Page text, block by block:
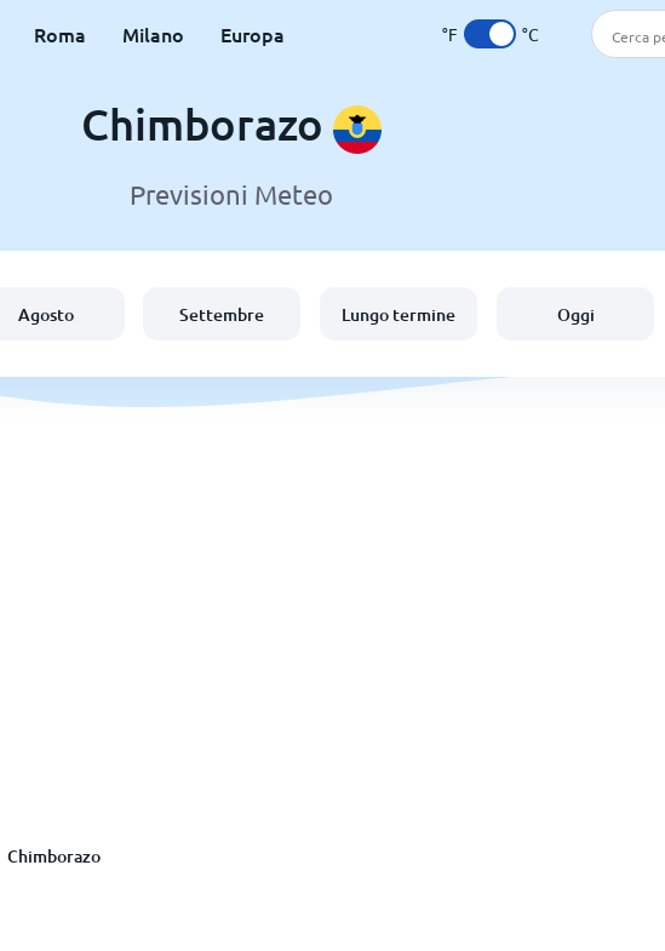
Roma Milano Europa °F °C
Chimborazo
Previsioni Meteo
Agosto Settembre Lungo termine Oggi
Chimborazo